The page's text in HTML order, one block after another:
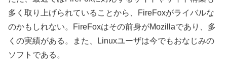
多く取り上げられていることから、FireFoxがライバルな
のかもしれない。FireFoxはその前身がMozillaであり、多
くの実績がある。また、Linuxユーザは今でもおなじみの
ソフトである。